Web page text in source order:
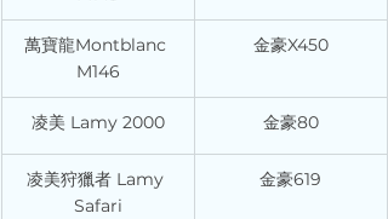
萬寶龍Montblanc
M146
金豪X450
凌美 Lamy 2000 金豪80
凌美狩獵者 Lamy
Safari
金豪619